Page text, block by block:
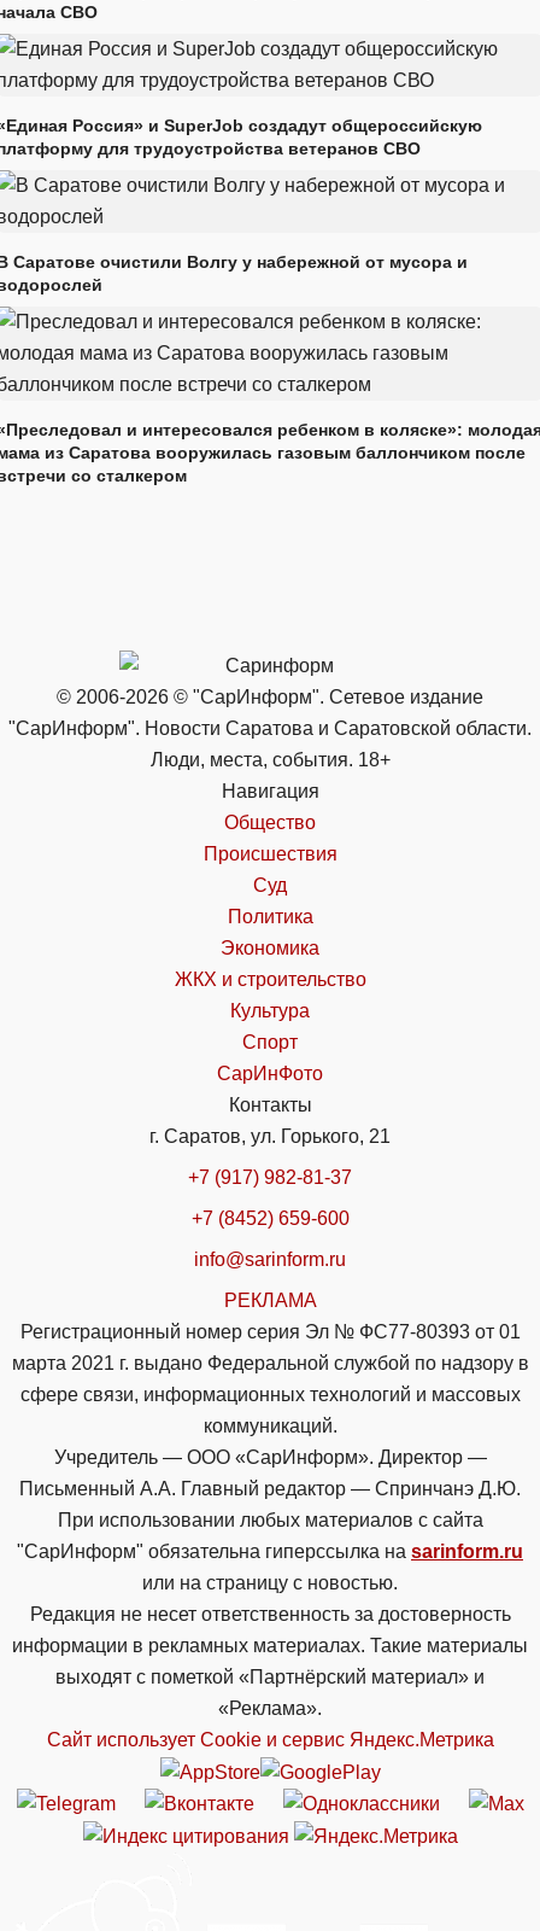
СВО
Россия» и SuperJob создадут общероссийскую
для трудоустройства ветеранов СВО
Саратове очистили Волгу у набережной от мусора и
и интересовался ребенком в коляске»:
из Саратова вооружилась газовым баллончиком после
со сталкером
© 2006-2026 © "СарИнформ". Сетевое издание
"СарИнформ". Новости Саратова и Саратовской области.
Люди, места, события. 18+
Навигация
Общество
Происшествия
Суд
Политика
Экономика
ЖКХ и строительство
Культура
Спорт
СарИнФото
Контакты
г. Саратов, ул. Горького, 21
+7 (917) 982-81-37
+7 (8452) 659-600
info@sarinform.ru
РЕКЛАМА
Регистрационный номер серия Эл № ФС77-80393 от 01
марта 2021 г. выдано Федеральной службой по надзору в
сфере связи, информационных технологий и массовых
коммуникаций.
Учредитель — ООО «СарИнформ». Директор —
Письменный А.А. Главный редактор — Спринчанэ Д.Ю.
При использовании любых материалов с сайта
"СарИнформ" обязательна гиперссылка на sarinform.ru
или на страницу с новостью.
Редакция не несет ответственность за достоверность
информации в рекламных материалах. Такие материалы
выходят с пометкой «Партнёрский материал» и
«Реклама».
Сайт использует Cookie и сервиc Яндекс.Метрика